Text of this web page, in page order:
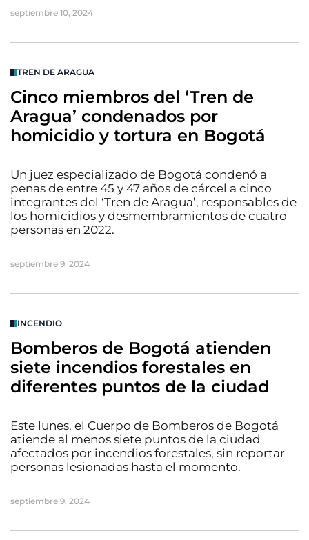
septiembre 10, 2024
TREN DE ARAGUA
Cinco miembros del ‘Tren de
Aragua’ condenados por
homicidio y tortura en Bogotá
Un juez especializado de Bogotá condenó a
penas de entre 45 y 47 años de cárcel a cinco
integrantes del ‘Tren de Aragua’, responsables de
los homicidios y desmembramientos de cuatro
personas en 2022.
septiembre 9, 2024
INCENDIO
Bomberos de Bogotá atienden
siete incendios forestales en
diferentes puntos de la ciudad
Este lunes, el Cuerpo de Bomberos de Bogotá
atiende al menos siete puntos de la ciudad
afectados por incendios forestales, sin reportar
personas lesionadas hasta el momento.
septiembre 9, 2024